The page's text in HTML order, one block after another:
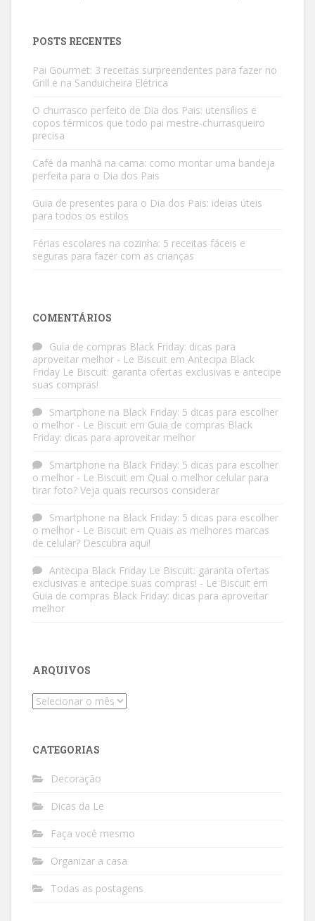
POSTS RECENTES
Pai Gourmet: 3 receitas surpreendentes para fazer no
Grill e na Sanduicheira Elétrica
O churrasco perfeito de Dia dos Pais: utensílios e
copos térmicos que todo pai mestre-churrasqueiro
precisa
Café da manhã na cama: como montar uma bandeja
perfeita para o Dia dos Pais
Guia de presentes para o Dia dos Pais: ideias úteis
para todos os estilos
Férias escolares na cozinha: 5 receitas fáceis e
seguras para fazer com as crianças
COMENTÁRIOS
Guia de compras Black Friday: dicas para
aproveitar melhor - Le Biscuit em Antecipa Black
Friday Le Biscuit: garanta ofertas exclusivas e antecipe
suas compras!
Smartphone na Black Friday: 5 dicas para escolher
o melhor - Le Biscuit em Guia de compras Black
Friday: dicas para aproveitar melhor
Smartphone na Black Friday: 5 dicas para escolher
o melhor - Le Biscuit em Qual o melhor celular para
tirar foto? Veja quais recursos considerar
Smartphone na Black Friday: 5 dicas para escolher
o melhor - Le Biscuit em Quais as melhores marcas
de celular? Descubra aqui!
Antecipa Black Friday Le Biscuit: garanta ofertas
exclusivas e antecipe suas compras! - Le Biscuit em
Guia de compras Black Friday: dicas para aproveitar
melhor
ARQUIVOS
Arquivos
CATEGORIAS
Decoração
Dicas da Le
Faça você mesmo
Organizar a casa
Todas as postagens